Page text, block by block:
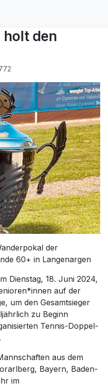
holt den
der
60+ in Langenargen
Dienstag, 18. Juni 2024,
auf der
um den Gesamtsieger
zu Beginn
Tennis-Doppel-
aus dem
Bayern, Baden-
im